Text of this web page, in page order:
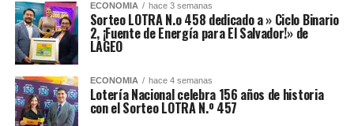
ECONOMIA hace 3 semanas
Sorteo LOTRA N.o 458 dedicado a » Ciclo Binario
2, ¡Fuente de Energía para El Salvador!» de
LAGEO
ECONOMIA hace 4 semanas
Lotería Nacional celebra 156 años de historia
con el Sorteo LOTRA N.º 457